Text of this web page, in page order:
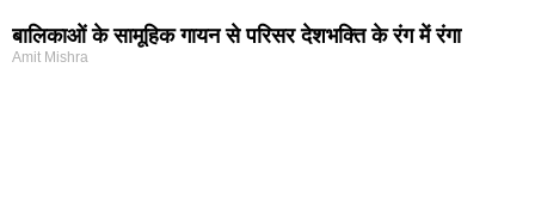
बालिकाओं के सामूहिक गायन से परिसर देशभक्ति के रंग में रंगा
Amit Mishra